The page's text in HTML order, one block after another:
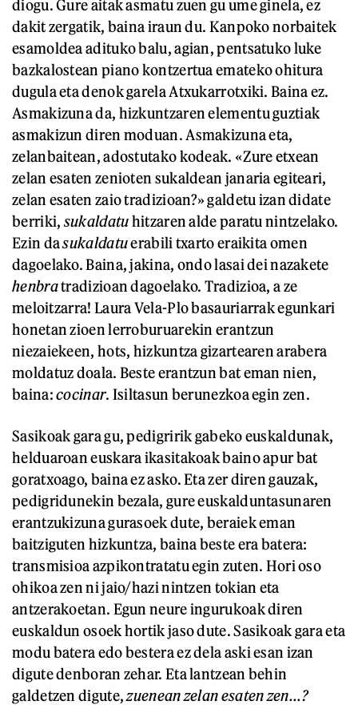
diogu. Gure aitak asmatu zuen gu ume ginela, ez
dakit zergatik, baina iraun du. Kanpoko norbaitek
esamoldea adituko balu, agian, pentsatuko luke
bazkalostean piano kontzertua emateko ohitura
dugula eta denok garela Atxukarrotxiki. Baina ez.
Asmakizuna da, hizkuntzaren elementu guztiak
asmakizun diren moduan. Asmakizuna eta,
zelanbaitean, adostutako kodeak. «Zure etxean
zelan esaten zenioten sukaldean janaria egiteari,
zelan esaten zaio tradizioan?» galdetu izan didate
berriki, sukaldatuhitzaren alde paratu nintzelako.
Ezin dasukaldatuerabili txarto eraikita omen
dagoelako. Baina, jakina, ondo lasai dei nazakete
henbratradizioan dagoelako. Tradizioa, a ze
meloitzarra! Laura Vela-Plo basauriarrak egunkari
honetan zioen lerroburuarekin erantzun
niezaiekeen, hots, hizkuntza gizartearen arabera
moldatuz doala. Beste erantzun bat eman nien,
baina:cocinar. Isiltasun berunezkoa egin zen.
Sasikoak gara gu, pedigririk gabeko euskaldunak,
helduaroan euskara ikasitakoak baino apur bat
goratxoago, baina ez asko. Eta zer diren gauzak,
pedigridunekin bezala, gure euskalduntasunaren
erantzukizuna gurasoek dute, beraiek eman
baitziguten hizkuntza, baina beste era batera:
transmisioa azpikontratatu egin zuten. Hori oso
ohikoa zen ni jaio/hazi nintzen tokian eta
antzerakoetan. Egun neure ingurukoak diren
euskaldun osoek hortik jaso dute. Sasikoak gara eta
modu batera edo bestera ez dela aski esan izan
digute denboran zehar. Eta lantzean behin
galdetzen digute,zuenean zelan esaten zen...?